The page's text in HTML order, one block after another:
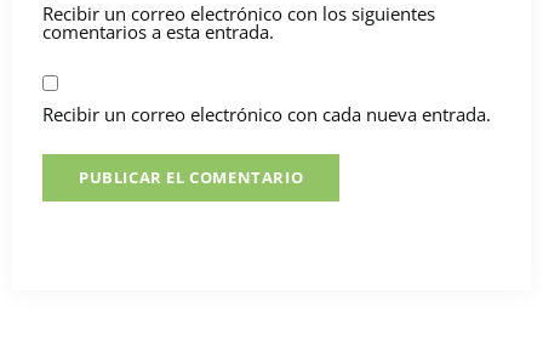
Recibir un correo electrónico con los siguientes
comentarios a esta entrada.
Recibir un correo electrónico con cada nueva entrada.